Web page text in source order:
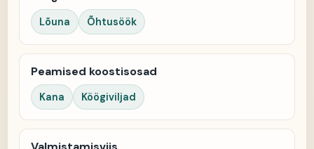
Lõuna Õhtusöök
Peamised koostisosad
Kana Köögiviljad